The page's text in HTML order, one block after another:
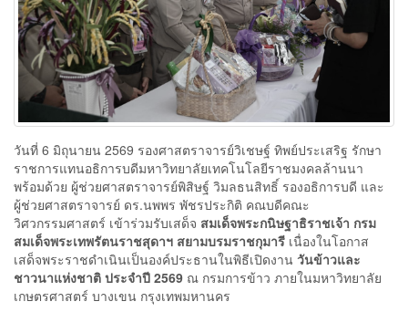
วันที่ 6 มิถุนายน 2569 รองศาสตราจารย์วิเชษฐ์ ทิพย์ประเสริฐ รักษา
ราชการแทนอธิการบดีมหาวิทยาลัยเทคโนโลยีราชมงคลล้านนา
พร้อมด้วย ผู้ช่วยศาสตราจารย์พิสิษฐ์ วิมลธนสิทธิ์ รองอธิการบดี และ
ผู้ช่วยศาสตราจารย์ ดร.นพพร พัชรประกิติ คณบดีคณะ
วิศวกรรมศาสตร์ เข้าร่วมรับเสด็จ สมเด็จพระกนิษฐาธิราชเจ้า กรม
สมเด็จพระเทพรัตนราชสุดาฯ สยามบรมราชกุมารี เนื่องในโอกาส
เสด็จพระราชดำเนินเป็นองค์ประธานในพิธีเปิดงาน วันข้าวและ
ชาวนาแห่งชาติ ประจำปี 2569 ณ กรมการข้าว ภายในมหาวิทยาลัย
เกษตรศาสตร์ บางเขน กรุงเทพมหานคร